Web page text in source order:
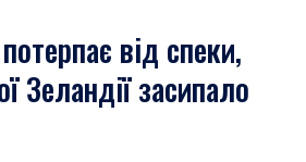
від спеки,
Зеландії засипало